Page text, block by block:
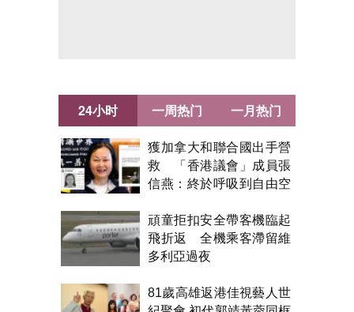
24小时
獲加拿大和聯合國出手營
救 「香港議會」成員張
信燕：終於呼吸到自由空
頑童拒扣安全帶客機臨起
飛折返 全機乘客滯留維
多利亞過夜
81歲高雄返港佳視藝人世
一周热门 一月热门